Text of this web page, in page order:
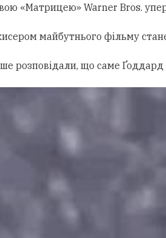
«Матрицею» Warner Bros.
майбутнього фільму
розповідали, що саме